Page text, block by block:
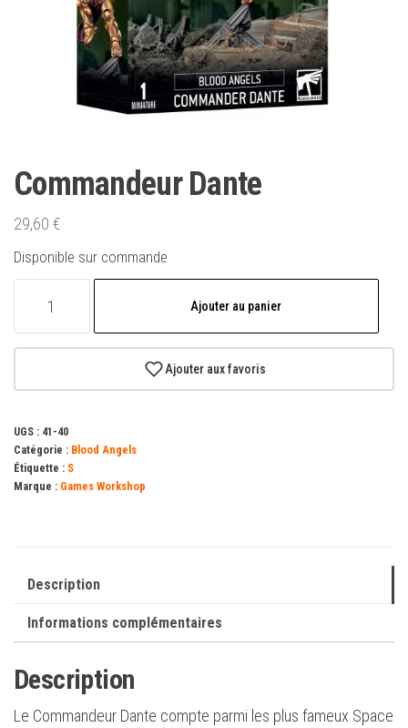
Commandeur Dante
29,60 €
Disponible sur commande
Ajouter au panier
Ajouter aux favoris
UGS : 41-40
Catégorie : Blood Angels
Étiquette : S
Marque : Games Workshop
Description
Informations complémentaires
Description
Le Commandeur Dante compte parmi les plus fameux Space